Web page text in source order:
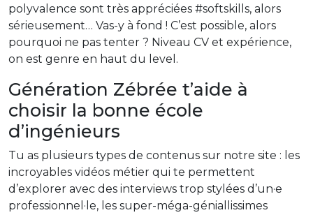
polyvalence sont très appréciées #softskills, alors
sérieusement… Vas-y à fond ! C’est possible, alors
pourquoi ne pas tenter ? Niveau CV et expérience,
on est genre en haut du level.
Génération Zébrée t’aide à
choisir la bonne école
d’ingénieurs
Tu as plusieurs types de contenus sur notre site : les
incroyables vidéos métier qui te permettent
d’explorer avec des interviews trop stylées d’un·e
professionnel·le, les super-méga-géniallissimes